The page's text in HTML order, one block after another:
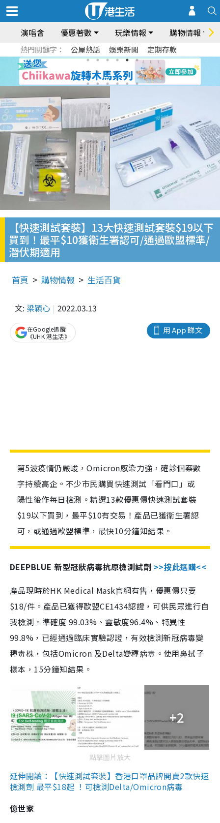
演唱會 優惠著數 玩樂情報 購物情報
熱門關鍵字： 公屋熱話 娛樂新聞 定期存款
【快速測試套裝】13大快速測試套裝$19以下
買到！最平$10獲衛生署認可/通過歐盟標準/
潛伏期適用
首頁 購物情報 生活百貨
文: 梁穎心 2022.03.13
用 App 睇文
在Google追蹤
《UHK 港生活》
第5波疫情仍嚴峻，Omicron感染力強，確診個案數
字持續高企。不少市民購買快速測試「看門口」或
陽性後作每日檢測。精選13款優惠價快速測試套裝
$19以下買到，最平$10有交易！產品已獲衛生署認
可，或通過歐盟標準，最快10分鐘知結果。
DEEPBLUE 新型冠狀病毒抗原檢測試劑 >>按此選購<<
產品現時於HK Medical Mask官網有售，優惠價只要
$18/件。產品已獲得歐盟CE1434認證，可供民眾進行自
我檢測。準確度 99.03%、靈敏度96.4%、特異性
99.8%，已經通過臨床實驗認證，有效檢測新冠病毒變
種毒株，包括Omicron 及Delta變種病毒。使用鼻拭子
樣本，15分鐘知結果。
+2
點擊圖片放大
延伸閱讀：【快速測試套裝】香港口罩品牌開賣2款快速
檢測劑 最平$18起 ！可檢測Delta/Omicron病毒
億世家